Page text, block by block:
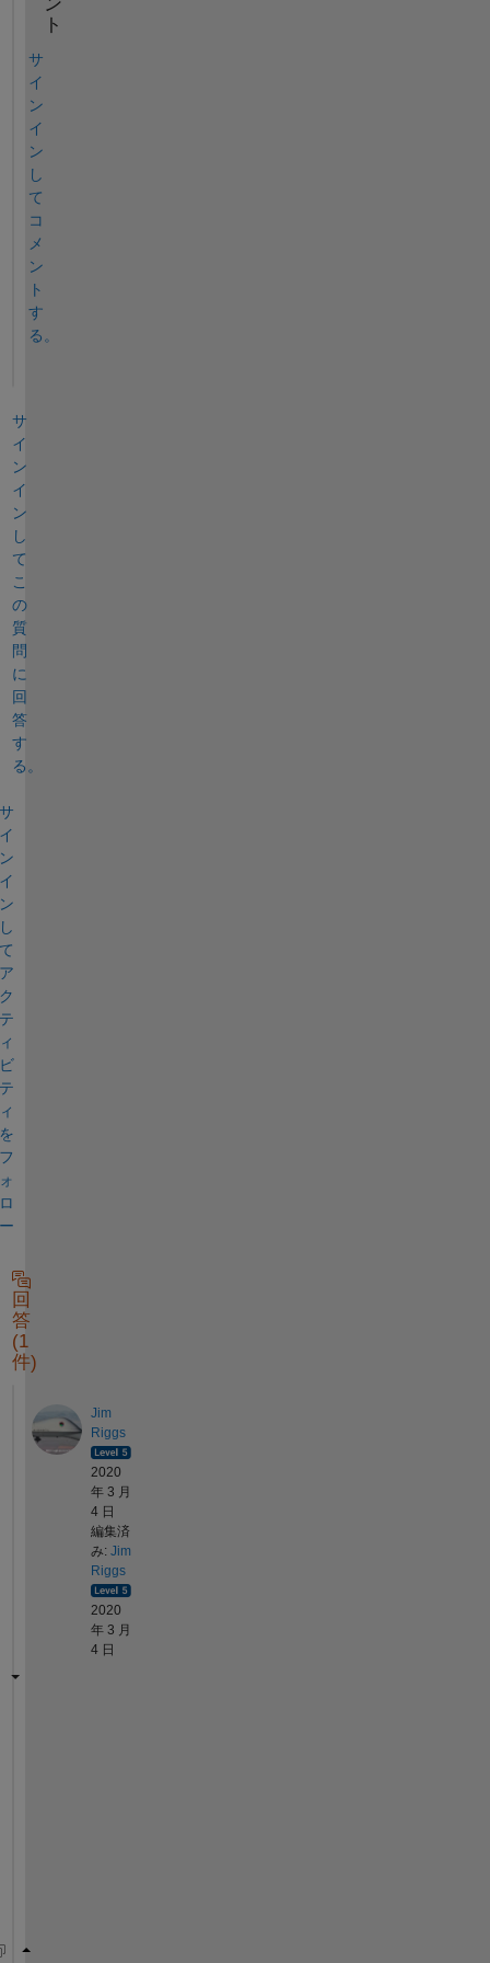
ト
サ
イ
ン
イ
ン
し
て
コ
メ
ン
ト
す
る。
サ
イ
ン
イ
ン
し
て
こ
の
質
問
に
回
答
す
る。
回
答
(1
件)
Jim
Riggs
2020
年 3 月
4 日
編集済
み: Jim
Riggs
2020
年 3 月
4 日